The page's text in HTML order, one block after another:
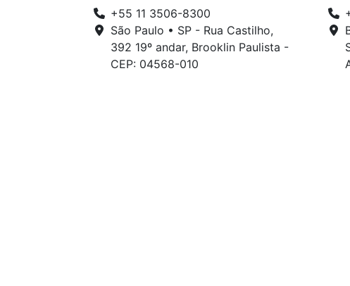
+55 11 3506-8300
São Paulo • SP - Rua Castilho,
392 19º andar, Brooklin Paulista -
CEP: 04568-010